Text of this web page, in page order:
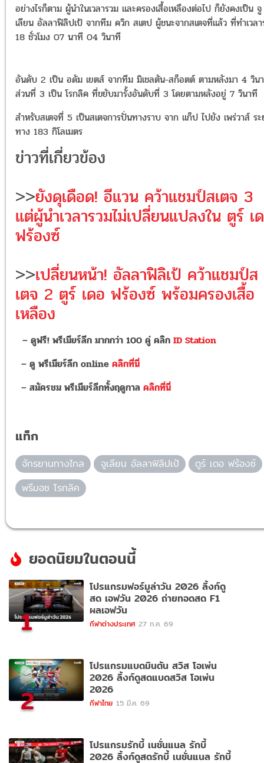
อย่างไรก็ตาม ผู้นำในเวลารวม และครองเสื้อเหลืองต่อไป ก็ยังคงเป็น จู
เลียน อัลลาฟิลิปเป้ จากทีม ควิก สเตป ผู้ชนะจากสเตจที่แล้ว ที่ทำเวลา
18 ชั่วโมง 07 นาที 04 วินาที
อันดับ 2 เป็น อดัม เยตส์ จากทีม มิเชลตัน-สก็อตต์ ตามหลังมา 4 วิน
ส่วนที่ 3 เป็น โรกลิค ที่ขยับมารั้งอันดับที่ 3 โดยตามหลังอยู่ 7 วินาที
สำหรับสเตจที่ 5 เป็นสเตจการปั่นทางราบ จาก แก็ป ไปยัง เพร่วาส์ ระ
ทาง 183 กิโลเมตร
ข่าวที่เกี่ยวข้อง
>>ยังดุเดือด! อีแวน คว้าแชมป์สเตจ 3
แต่ผู้นำเวลารวมไม่เปลี่ยนแปลงใน ตูร์ เ
ฟร้องซ์
>>เปลี่ยนหน้า! อัลลาฟิลิเป้ คว้าแชมป์ส
เตจ 2 ตูร์ เดอ ฟร้องซ์ พร้อมครองเสื้อ
เหลือง
– ดูฟรี! พรีเมียร์ลีก มากกว่า 100 คู่ คลิก ID Station
– ดู พรีเมียร์ลีก online คลิกที่นี่
– สมัครชม พรีเมียร์ลีกทั้งฤดูกาล คลิกที่นี่
แท็ก
จักรยานทางไกล จูเลียน อัลลาฟิลิปเป้
ตูร์ เดอ ฟร้องซ์
พรีมอซ โรกลิค
ยอดนิยมในตอนนี้
1
โปรแกรมฟอร์มูล่าวัน 2026 ลิ้งก์ดู
สด เอฟวัน 2026 ถ่ายทอดสด F1
ผลเอฟวัน
กีฬาต่างประเทศ 27 ก.ค. 69
2
โปรแกรมแบดมินตัน สวิส โอเพ่น
2026 ลิ้งก์ดูสดแบดสวิส โอเพ่น
2026
กีฬาไทย 15 มี.ค. 69
โปรแกรมรักบี้ เนชั่นแนล รักบี้
2026 ลิ้งก์ดูสดรักบี้ เนชั่นแนล รักบี้